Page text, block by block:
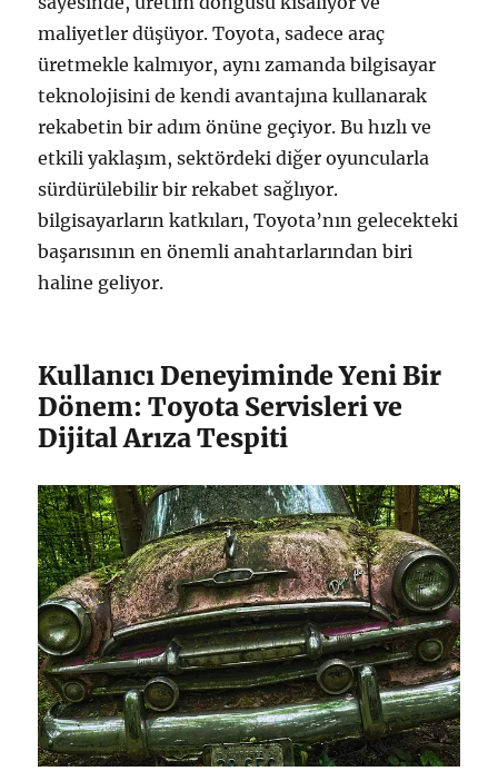
maliyetler düşüyor. Toyota, sadece araç
üretmekle kalmıyor, aynı zamanda bilgisayar
teknolojisini de kendi avantajına kullanarak
rekabetin bir adım önüne geçiyor. Bu hızlı ve
etkili yaklaşım, sektördeki diğer oyuncularla
sürdürülebilir bir rekabet sağlıyor.
bilgisayarların katkıları, Toyota’nın gelecekteki
başarısının en önemli anahtarlarından biri
haline geliyor.
Kullanıcı Deneyiminde Yeni Bir
Dönem: Toyota Servisleri ve
Dijital Arıza Tespiti